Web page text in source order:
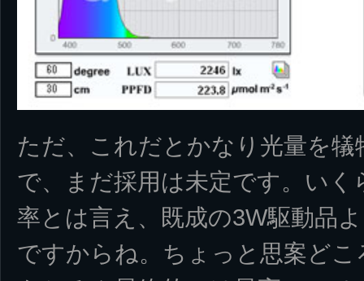
ただ、これだとかなり光量を
で、まだ採用は未定です。いく
率とは言え、既成の3W駆動品
ですからね。ちょっと思案どこ